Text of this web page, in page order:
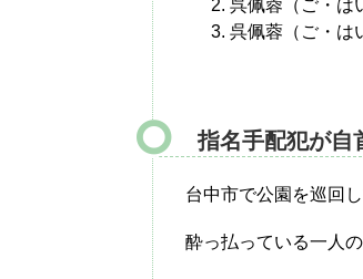
呉佩蓉（ご・は
呉佩蓉（ご・は
指名手配犯が自
台中市で公園を巡回
酔っ払っている一人